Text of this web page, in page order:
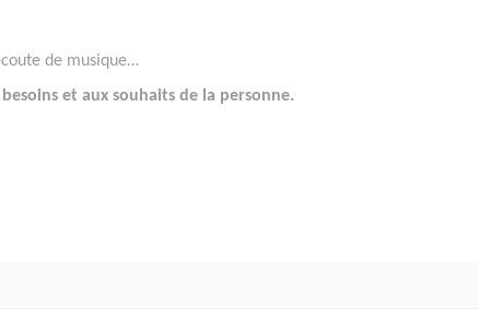
de musique…
et aux souhaits de la personne.